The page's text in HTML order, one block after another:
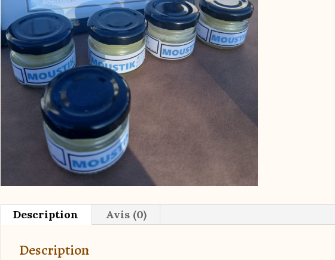
Description Avis (0)
Description